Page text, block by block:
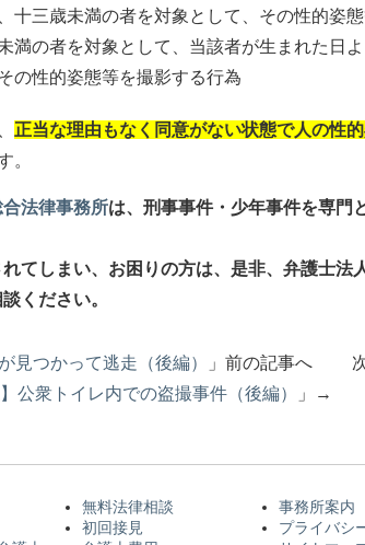
三歳未満の者を対象として、その性的姿
満の者を対象として、当該者が生まれた日
の性的姿態等を撮影する行為
正当な理由もなく同意がない状態で人の性
。
法律事務所は、刑事事件・少年事件を専門
てしまい、お困りの方は、是非、弁護士法
ください。
見つかって逃走（後編）
」前の記事へ 次
】公衆トイレ内での盗撮事件（後編） 」→
無料法律相談
初回接見
事務所案内
プライバシ